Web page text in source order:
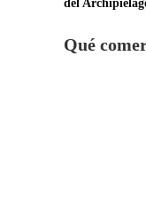
del
Qué